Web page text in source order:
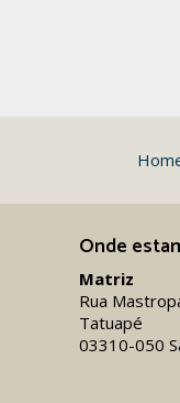
Onde
Matriz
Rua
Tatuapé
03310-050